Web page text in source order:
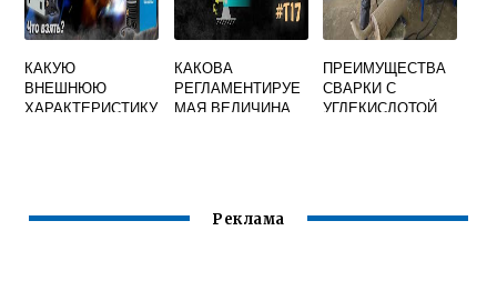
КАКУЮ
ВНЕШНЮЮ
ХАРАКТЕРИСТИКУ
ГАЗА
КАКОВА
РЕГЛАМЕНТИРУЕ
МАЯ ВЕЛИЧИНА
ПРЕИМУЩЕСТВА
СВАРКИ С
УГЛЕКИСЛОТОЙ
Реклама